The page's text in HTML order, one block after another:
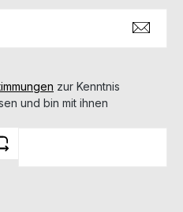
zur Kenntnis
und bin mit ihnen